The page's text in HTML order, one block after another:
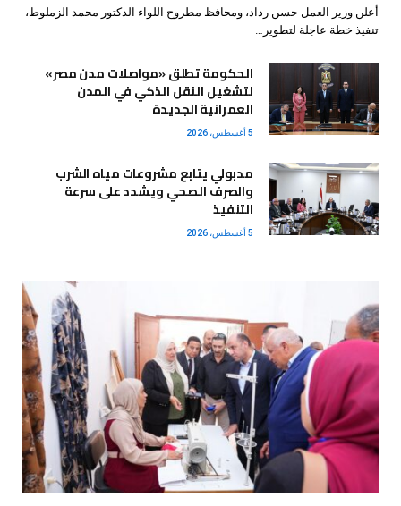
أعلن وزير العمل حسن رداد، ومحافظ مطروح اللواء الدكتور محمد الزملوط،
تنفيذ خطة عاجلة لتطوير…
الحكومة تطلق «مواصلات مدن مصر»
لتشغيل النقل الذكي في المدن
العمرانية الجديدة
5 أغسطس، 2026
مدبولي يتابع مشروعات مياه الشرب
والصرف الصحي ويشدد على سرعة
التنفيذ
5 أغسطس، 2026